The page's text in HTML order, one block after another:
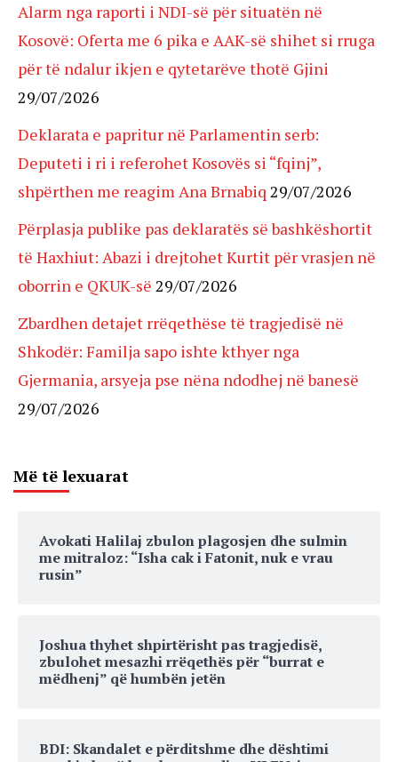
Alarm nga raporti i NDI-së për situatën në
Kosovë: Oferta me 6 pika e AAK-së shihet si rruga
për të ndalur ikjen e qytetarëve thotë Gjini
29/07/2026
Deklarata e papritur në Parlamentin serb:
Deputeti i ri i referohet Kosovës si “fqinj”,
shpërthen me reagim Ana Brnabiq 29/07/2026
Përplasja publike pas deklaratës së bashkëshortit
të Haxhiut: Abazi i drejtohet Kurtit për vrasjen në
oborrin e QKUK-së 29/07/2026
Zbardhen detajet rrëqethëse të tragjedisë në
Shkodër: Familja sapo ishte kthyer nga
Gjermania, arsyeja pse nëna ndodhej në banesë
29/07/2026
Më të lexuarat
Avokati Halilaj zbulon plagosjen dhe sulmin
me mitraloz: “Isha cak i Fatonit, nuk e vrau
rusin”
Joshua thyhet shpirtërisht pas tragjedisë,
zbulohet mesazhi rrëqethës për “burrat e
mëdhenj” që humbën jetën
BDI: Skandalet e përditshme dhe dështimi